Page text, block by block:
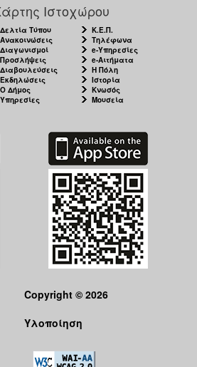
Ιστοχώρου
Δελτία Τύπου
Ανακοινώσεις
Διαγωνισμοί
Προσλήψεις
Διαβουλεύσεις
Εκδηλώσεις
Ο Δήμος
Υπηρεσίες
Κ.Ε.Π.
Τηλέφωνα
e-Υπηρεσίες
e-Αιτήματα
Η Πόλη
Ιστορία
Κνωσός
Μουσεία
Copyright © 2026
Υλοποίηση